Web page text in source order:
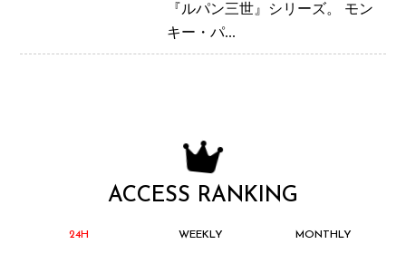
『ルパン三世』シリーズ。 モン
キー・パ...
ACCESS RANKING
24H WEEKLY MONTHLY